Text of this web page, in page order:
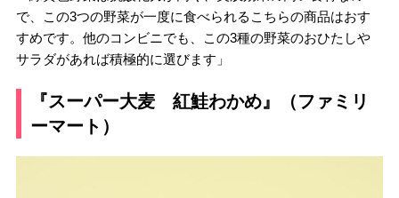
で、この3つの野菜が一度に食べられるこちらの商品はおす
すめです。他のコンビニでも、この3種の野菜のおひたしや
サラダがあれば積極的に選びます」
『スーパー大麦 紅鮭わかめ』（ファミリ
ーマート）